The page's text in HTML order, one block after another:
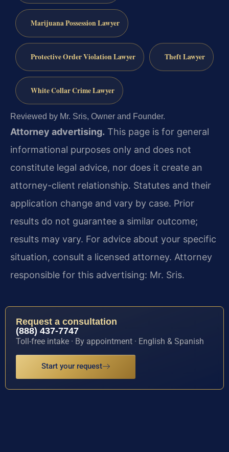
Marijuana Possession Lawyer
Protective Order Violation Lawyer Theft Lawyer
White Collar Crime Lawyer
Reviewed by Mr. Sris, Owner and Founder.
Attorney advertising. This page is for general
informational purposes only and does not
constitute legal advice, nor does it create an
attorney-client relationship. Statutes and their
application change and vary by case. Prior
results do not guarantee a similar outcome;
results may vary. For advice about your specific
situation, consult a licensed attorney. Attorney
responsible for this advertising: Mr. Sris.
Request a consultation
(888) 437-7747
Toll-free intake · By appointment · English & Spanish
Start your request